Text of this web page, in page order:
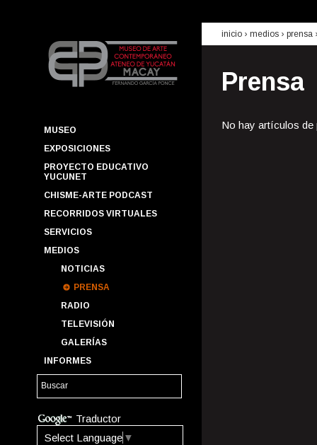
MUSEO
EXPOSICIONES
PROYECTO EDUCATIVO
YUCUNET
CHISME-ARTE PODCAST
RECORRIDOS VIRTUALES
SERVICIOS
MEDIOS
NOTICIAS
PRENSA
RADIO
TELEVISIÓN
GALERÍAS
INFORMES
Traductor
Select Language ▼
inicio › medios › prensa
Prensa
No hay artículos de